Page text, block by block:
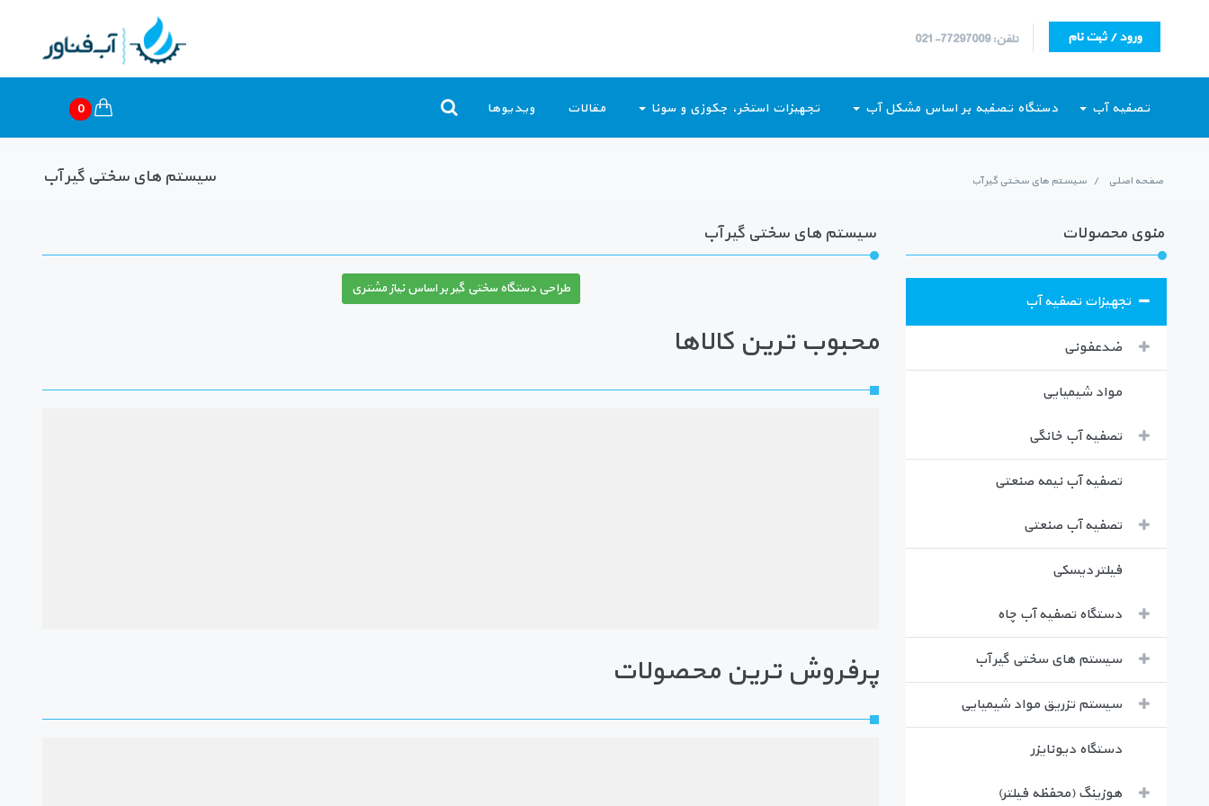
تلفن: 77297009-021 ورود / ثبت نام
تصفیه آب دستگاه تصفیه بر اساس مشکل آب تجهیزات استخر، جکوزی و سونا مقالات ویدیوها 0
سیستم های سختی گیر آب صفحه اصلی / سیستم های سختی گیر آب
منوی محصولات
تجهیزات تصفیه آب
ضدعفونی
مواد شیمیایی
تصفیه آب خانگی
تصفیه آب نیمه صنعتی
تصفیه آب صنعتی
فیلتر دیسکی
دستگاه تصفیه آب چاه
سیستم های سختی گیر آب
سیستم تزریق مواد شیمیایی
دستگاه دیونایزر
هوزینگ (محفظه فیلتر)
سیستم های سختی گیر آب
طراحی دستگاه سختی گیر بر اساس نیاز مشتری
محبوب ترین کالاها
پرفروش ترین محصولات